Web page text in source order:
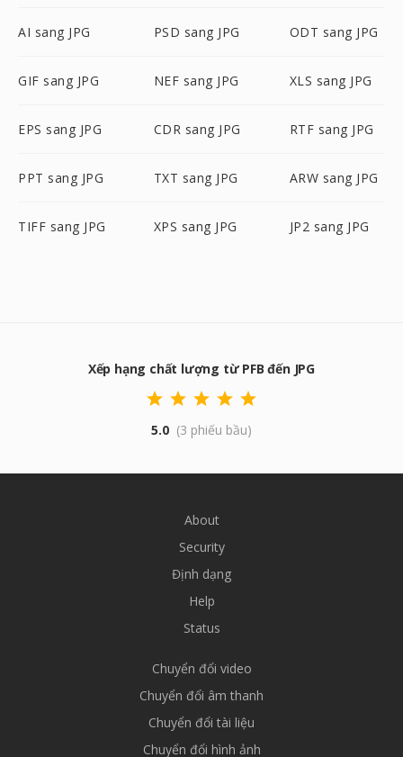
AI sang JPG PSD sang JPG ODT sang JPG
GIF sang JPG NEF sang JPG XLS sang JPG
EPS sang JPG CDR sang JPG RTF sang JPG
PPT sang JPG TXT sang JPG ARW sang JPG
TIFF sang JPG XPS sang JPG JP2 sang JPG
Xếp hạng chất lượng từ PFB đến JPG
5.0 (3 phiếu bầu)
About
Security
Định dạng
Help
Status
Chuyển đổi video
Chuyển đổi âm thanh
Chuyển đổi tài liệu
Chuyển đổi hình ảnh